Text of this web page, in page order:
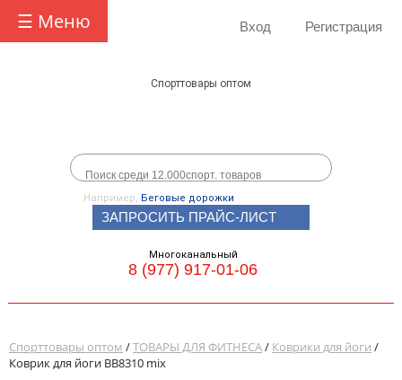
☰ Меню Вход Регистрация
Спорттовары оптом
Например, Беговые дорожки
ЗАПРОСИТЬ ПРАЙС-ЛИСТ
Многоканальный
8 (977) 917-01-06
Спорттовары оптом /ТОВАРЫ ДЛЯ ФИТНЕСА/ Коврики для йоги /
Коврик для йоги ВВ8310 mix